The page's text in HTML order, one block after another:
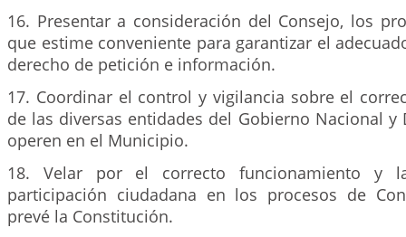
16. Presentar a consideración del Consejo, los
que estime conveniente para garantizar el
derecho de petición e información.
17. Coordinar el control y vigilancia sobre el
de las diversas entidades del Gobierno Nacional y
operen en el Municipio.
18. Velar por el correcto funcionamiento y
participación ciudadana en los procesos de
prevé la Constitución.